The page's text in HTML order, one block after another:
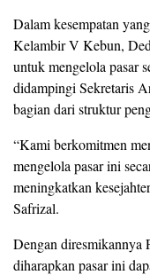
Dalam kesempatan
Kelambir V Kebun,
untuk mengelola pasar
didampingi Sekretaris
bagian dari struktur
“Kami berkomitmen
mengelola pasar ini
meningkatkan
Safrizal.
Dengan diresmikannya
diharapkan pasar ini